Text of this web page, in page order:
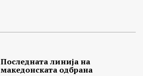
Последната линија на
македонската одбрана